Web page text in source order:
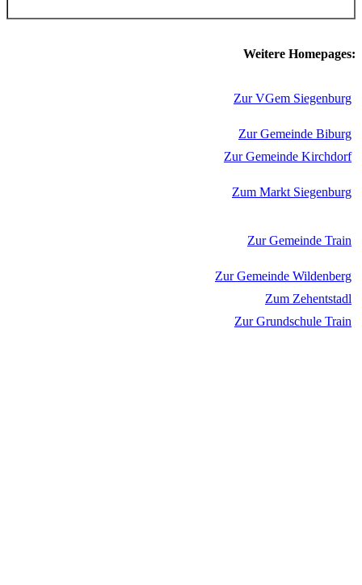
Weitere Homepages:
Zur VGem Siegenburg
Zur Gemeinde Biburg
Zur Gemeinde Kirchdorf
Zum Markt Siegenburg
Zur Gemeinde Train
Zur Gemeinde Wildenberg
Zum Zehentstadl
Zur Grundschule Train